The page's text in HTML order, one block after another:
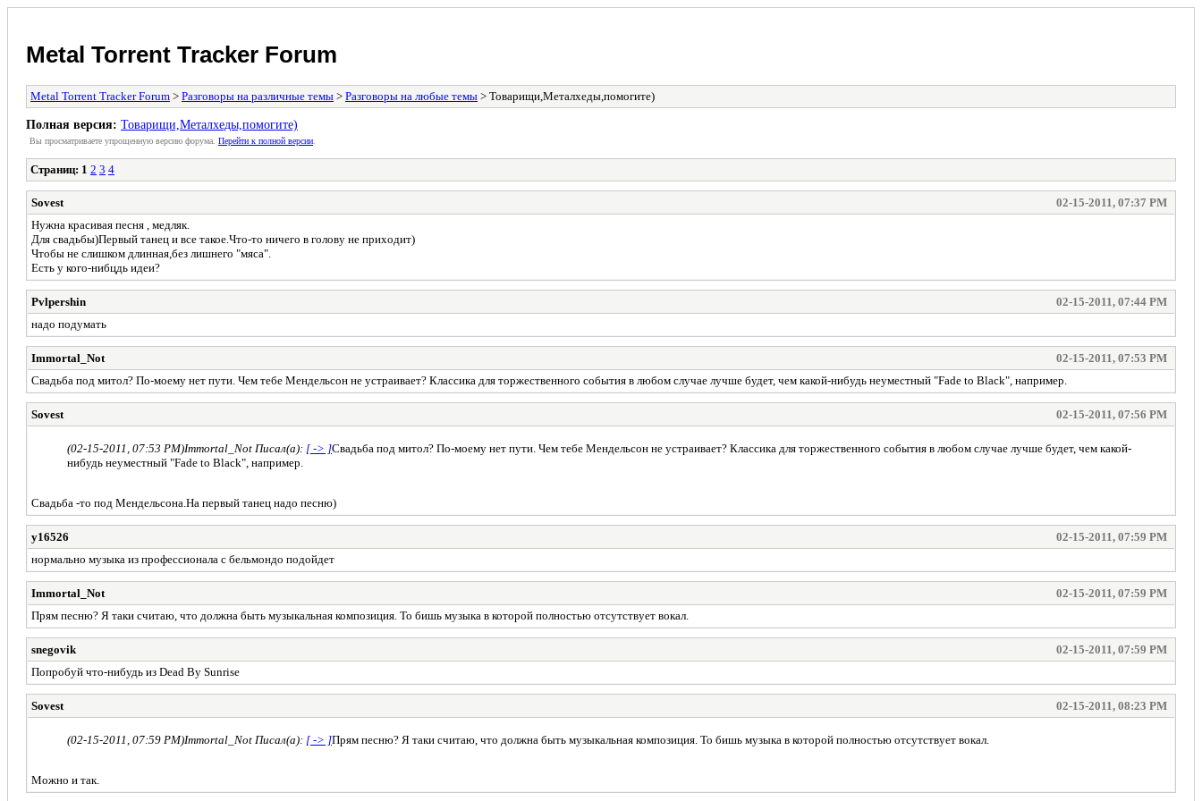
Metal Torrent Tracker Forum
Metal Torrent Tracker Forum > Разговоры на различные темы > Разговоры на любые темы > Товарищи,Металхеды,помогите)
Полная версия: Товарищи,Металхеды,помогите)
Вы просматриваете yпpощеннyю веpсию форума. Пеpейти к полной веpсии
Страниц: 1 2 3 4
Sovest
02-15-2011, 07:37 PM
Нужна красивая песня , медляк.
Для свадьбы)Первый танец и все такое.Что-то ничего в голову не приходит)
Чтобы не слишком длинная,без лишнего "мяса".
Есть у кого-нибцдь идеи?
Pvlpershin
02-15-2011, 07:44 PM
надо подумать
Immortal_Not
02-15-2011, 07:53 PM
Свадьба под митол? По-моему нет пути. Чем тебе Мендельсон не устраивает? Классика для торжественного события в любом случае лучше будет, чем какой-нибудь неуместный "Fade to Black", например.
Sovest 02-15-2011, 07:56 PM
(02-15-2011, 07:53 PM)Immortal_Not Писал(а): [ -> ]Свадьба под митол? По-моему нет пути. Чем тебе Мендельсон не устраивает? Классика для торжественного события в любом случае лучше будет, чем какой-
нибудь неуместный "Fade to Black", например.
Свадьба -то под Мендельсона.На первый танец надо песню)
y16526
02-15-2011, 07:59 PM
нормально музыка из профессионала с бельмондо подойдет
Immortal_Not
02-15-2011, 07:59 PM
Прям песню? Я таки считаю, что должна быть музыкальная композиция. То бишь музыка в которой полностью отсутствует вокал.
snegovik
02-15-2011, 07:59 PM
Попробуй что-нибудь из Dead By Sunrise
Sovest 02-15-2011, 08:23 PM
(02-15-2011, 07:59 PM)Immortal_Not Писал(а): [ -> ]Прям песню? Я таки считаю, что должна быть музыкальная композиция. То бишь музыка в которой полностью отсутствует вокал.
Можно и так.